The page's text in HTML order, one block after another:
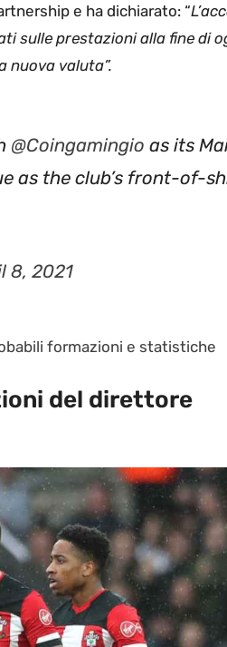
e ha dichiarato: “
sulle prestazioni alla fine di
nuova valuta”.
@Coingamingio as its
as the club’s front-of-
8, 2021
formazioni e statistiche
del direttore